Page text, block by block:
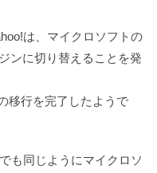
は、マイクロソフトの
ンに切り替えることを発
移行を完了したようで
も同じようにマイクロソ